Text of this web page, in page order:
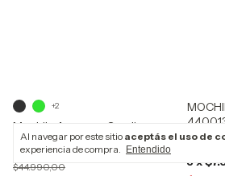
Al navegar por este sitio aceptás el uso de
experiencia de compra.
Entendido
Mochila Agarrate Catalina
Acinv Nylon Antirrobo 10 Litros
26101
$44.990,00
+2
3 x